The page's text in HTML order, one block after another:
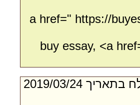
<a href=" https://
buy essay, <a
- מאת:‏ x9f3f6c7*. ‏ נשלח בתאריך ‏24/‏03/‏2019